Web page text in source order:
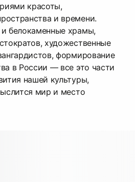
красоты,
и времени.
белокаменные храмы,
художественные
формирование
в России — все это части
нашей культуры,
мир и место